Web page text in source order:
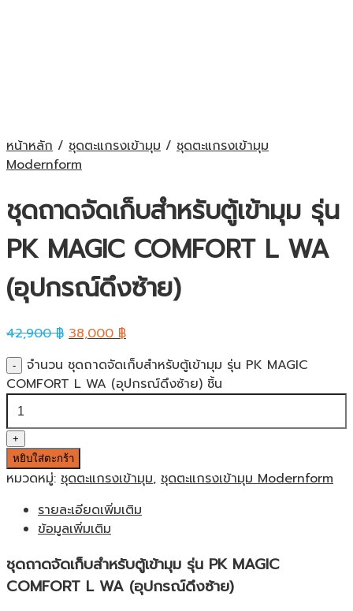
หน้าหลัก / ชุดตะแกรงเข้ามุม / ชุดตะแกรงเข้ามุม
Modernform
ชุดถาดจัดเก็บสำหรับตู้เข้ามุม รุ่น
PK MAGIC COMFORT L WA
(อุปกรณ์ดึงซ้าย)
42,900฿ 38,000฿
จำนวน ชุดถาดจัดเก็บสำหรับตู้เข้ามุม รุ่น PK MAGIC
COMFORT L WA (อุปกรณ์ดึงซ้าย) ชิ้น
หยิบใส่ตะกร้า
หมวดหมู่: ชุดตะแกรงเข้ามุม, ชุดตะแกรงเข้ามุม Modernform
รายละเอียดเพิ่มเติม
ข้อมูลเพิ่มเติม
ชุดถาดจัดเก็บสำหรับตู้เข้ามุม รุ่น PK MAGIC
COMFORT L WA (อุปกรณ์ดึงซ้าย)